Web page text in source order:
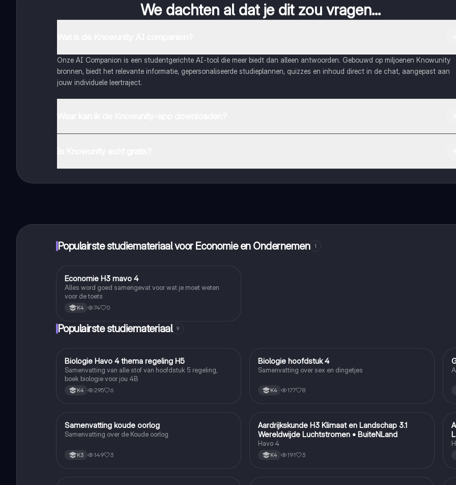
We dachten al dat je dit zou vragen...
Onze AI Companion is een studentgerichte AI-tool die meer biedt dan alleen antwoorden. Gebouwd op miljoenen Knowunity
bronnen, biedt het relevante informatie, gepersonaliseerde studieplannen, quizzes en inhoud direct in de chat, aangepast aan
jouw individuele leertraject.
handbereik!
Populairste studiemateriaal voor Economie en Ondernemen 1
Economie en Ondernemen
Economie H3 mavo 4
Alles word goed samengevat voor wat je moet weten
voor de toets
K4 74 0
Populairste studiemateriaal 9
Biologie
Biologie Havo 4 thema regeling H5
Samenvatting van alle stof van hoofdstuk 5 regeling,
boek biologie voor jou 4B
K4 295 6
Biologie
Biologie hoofdstuk 4
Samenvatting over sex en dingetjes
K4 177 8
Geschiedenis
Samenvatting koude oorlog
Samenvatting over de Koude oorlog
K3 149 3
Aardrijkskunde
Aardrijkskunde H3 Klimaat en Landschap 3.1
Wereldwijde Luchtstromen • BuiteNLand
Havo 4
K4 191 3